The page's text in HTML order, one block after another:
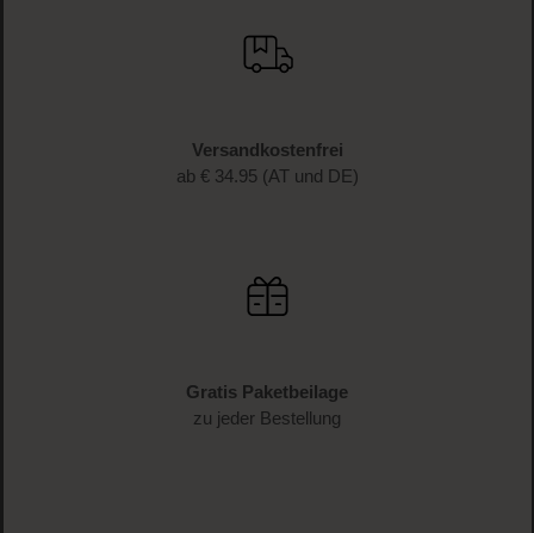
Versandkostenfrei
ab € 34.95 (AT und DE)
Gratis Paketbeilage
zu jeder Bestellung